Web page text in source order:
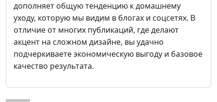
дополняет общую тенденцию к домашнему
уходу, которую мы видим в блогах и соцсетях. В
отличие от многих публикаций, где делают
акцент на сложном дизайне, вы удачно
подчеркиваете экономическую выгоду и базовое
качество результата.